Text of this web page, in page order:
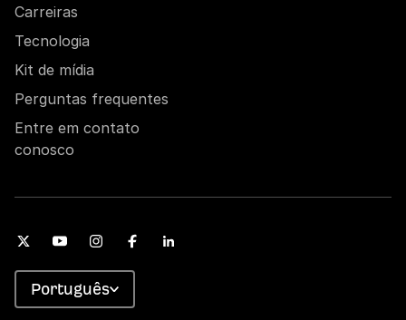
Carreiras
Tecnologia
Kit de mídia
Perguntas frequentes
Entre em contato
conosco
Português